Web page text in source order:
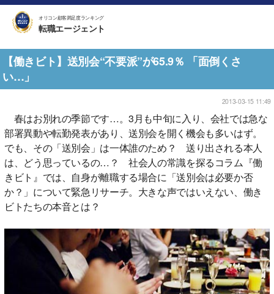
オリコン顧客満足度ランキング
転職エージェント
【働きビト】送別会“不要派”が65.9％ 「面倒くさ
い…」
2013-03-15 11:49
春はお別れの季節です…。3月も中旬に入り、会社では急な
部署異動や転勤発表があり、送別会を開く機会も多いはず。
でも、その「送別会」は一体誰のため？ 送り出される本人
は、どう思っているの…？ 社会人の常識を探るコラム『働
きビト』では、自身が離職する場合に「送別会は必要か否
か？」について緊急リサーチ。大きな声ではいえない、働き
ビトたちの本音とは？